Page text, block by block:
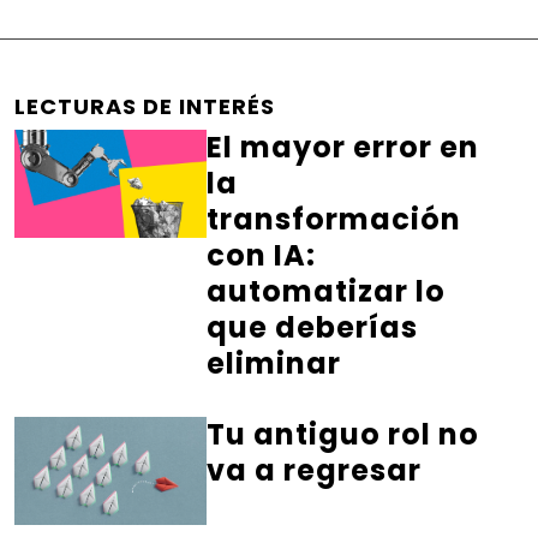
LECTURAS DE INTERÉS
El mayor error en
la
transformación
con IA:
automatizar lo
que deberías
eliminar
Tu antiguo rol no
va a regresar